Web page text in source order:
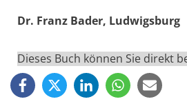
Dr. Franz Bader, Ludwigsburg
Dieses Buch können Sie direkt